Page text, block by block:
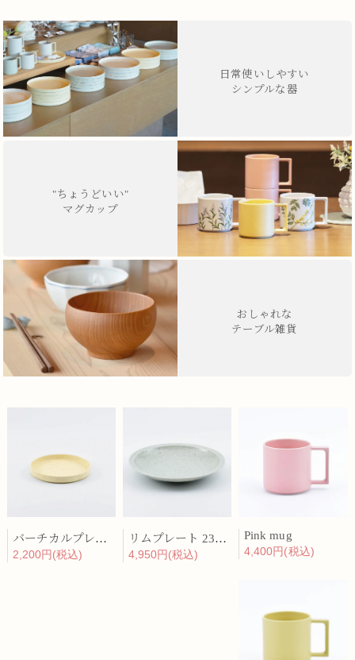
日常使いしやすい
シンプルな器
"ちょうどいい"
マグカップ
おしゃれな
テーブル雑貨
バーチカルプレート 15cm 化粧土
2,200円(税込)
リムプレート 23cm 呉須散
4,950円(税込)
Pink mug
4,400円(税込)